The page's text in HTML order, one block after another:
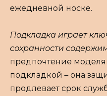
ежедневной носке.
Подкладка играет
сохранности
предпочтение
подкладкой – она
продлевает срок